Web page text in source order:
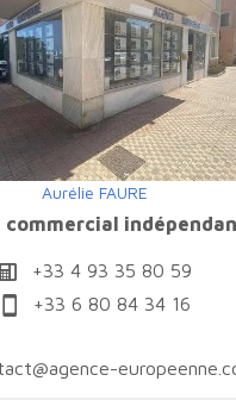
Aurélie FAURE
commercial
+33 4 93 35 80 59
+33 6 80 84 34 16